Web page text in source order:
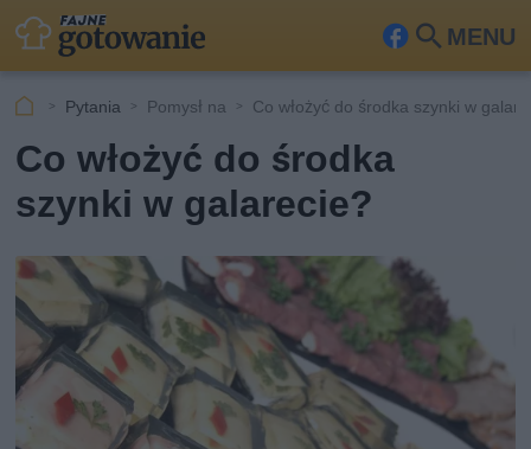
MENU
Fa
ook
Szu
Pytania Pomysł na Co włożyć do środka szynki w
Co włożyć do środka
szynki w galarecie?